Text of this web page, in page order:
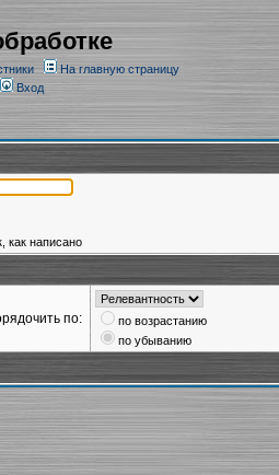
На главную страницу
Вход
как написано
по:
по возрастанию
по убыванию